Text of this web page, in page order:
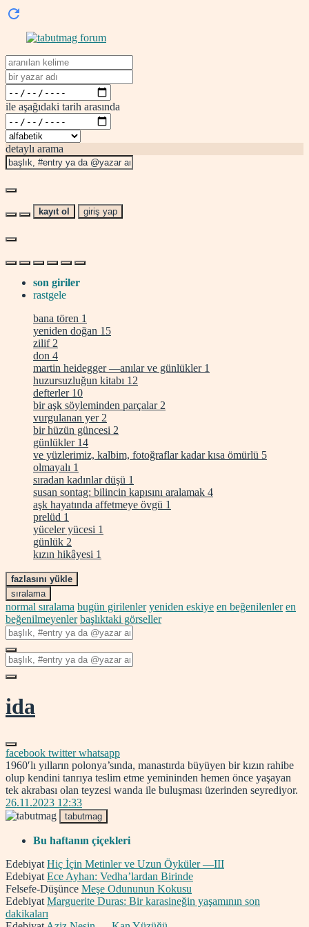
ile aşağıdaki tarih arasında
detaylı arama
kayıt ol giriş yap
son giriler
rastgele
bana tören 1
yeniden doğan 15
zilif 2
don 4
martin heidegger —anılar ve günlükler 1
huzursuzluğun kitabı 12
defterler 10
bir aşk söyleminden parçalar 2
vurgulanan yer 2
bir hüzün güncesi 2
günlükler 14
ve yüzlerimiz, kalbim, fotoğraflar kadar kısa ömürlü 5
olmayalı 1
sıradan kadınlar düşü 1
susan sontag: bilincin kapısını aralamak 4
aşk hayatında affetmeye övgü 1
prelüd 1
yüceler yücesi 1
günlük 2
kızın hikâyesi 1
fazlasını yükle
sıralama
normal sıralama bugün girilenler yeniden eskiye en beğenilenler en
beğenilmeyenler başlıktaki görseller
ida
facebook twitterwhatsapp
1960′lı yılların polonya’sında, manastırda büyüyen bir kızın rahibe
olup kendini tanrıya teslim etme yemininden hemen önce yaşayan
tek akrabası olan teyzesi wanda ile buluşması üzerinden seyrediyor.
26.11.2023 12:33
tabutmag
Bu haftanın çiçekleri
Edebiyat Hiç İçin Metinler ve Uzun Öyküler —III
Edebiyat Ece Ayhan: Vedha’lardan Birinde
Felsefe-Düşünce Meşe Odununun Kokusu
Edebiyat Marguerite Duras: Bir karasineğin yaşamının son
dakikaları